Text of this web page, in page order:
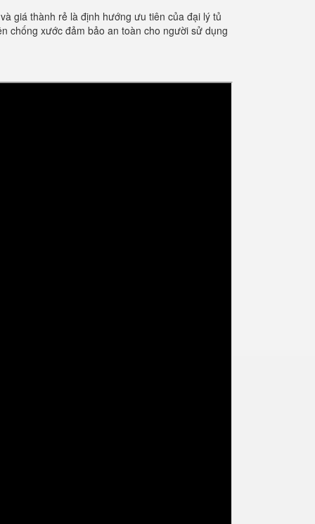
giá thành rẻ là định hướng ưu tiên của đại lý tủ
chống xước đảm bảo an toàn cho người sử dụng